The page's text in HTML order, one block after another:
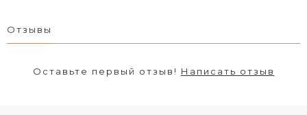
Отзывы
Оставьте первый отзыв! Написать отзыв